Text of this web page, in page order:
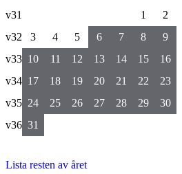
v31
1
2
v32
3 4 5 6 7 8
9
v33 10 11 12 13 14 15
16
v34 17 18 19 20 21 22
23
v35 24 25 26 27 28 29
30
v36 31
Lista resten av året